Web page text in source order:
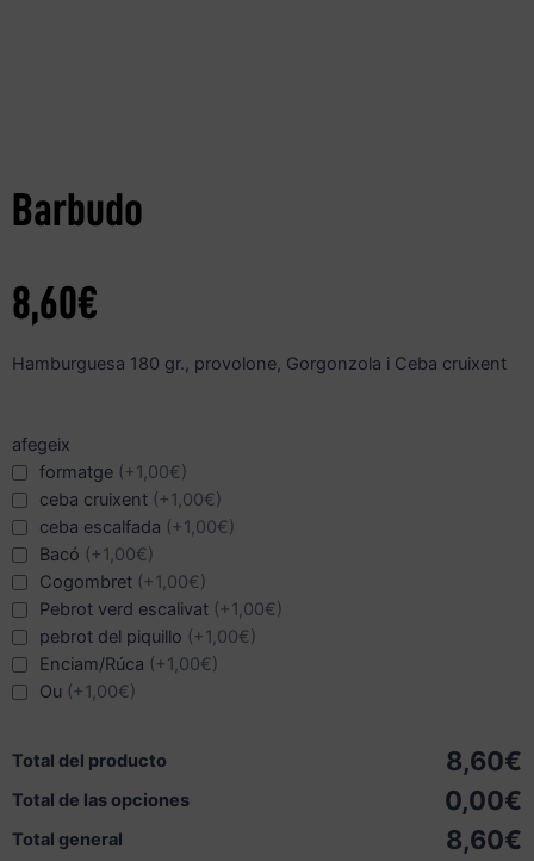
Barbudo
8,60€
Hamburguesa 180 gr., provolone, Gorgonzola i Ceba cruixent
afegeix
formatge (+1,00€)
ceba cruixent (+1,00€)
ceba escalfada (+1,00€)
Bacó (+1,00€)
Cogombret (+1,00€)
Pebrot verd escalivat (+1,00€)
pebrot del piquillo (+1,00€)
Enciam/Rúca (+1,00€)
Ou (+1,00€)
Total del producto 8,60€
Total de las opciones 0,00€
Total general 8,60€